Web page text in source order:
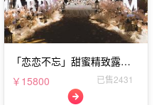
「恋恋不忘」甜蜜精致露台
表白布置
￥15800 已售2431